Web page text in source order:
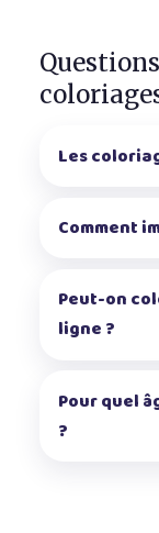
Les
Comment
Peut-on
ligne ?
Pour quel
?